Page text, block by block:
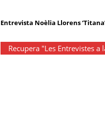
Entrevista Noèlia Llorens
Recupera "Les Entrevistes a